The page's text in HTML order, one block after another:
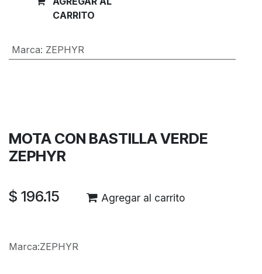
CARRITO
Marca: ZEPHYR
MOTA CON BASTILLA VERDE
ZEPHYR
$ 196.15 Agregar al carrito
Marca:ZEPHYR